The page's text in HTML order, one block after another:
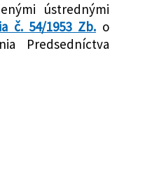
ústrednými
č. 54/1953 Zb. o
Predsedníctva